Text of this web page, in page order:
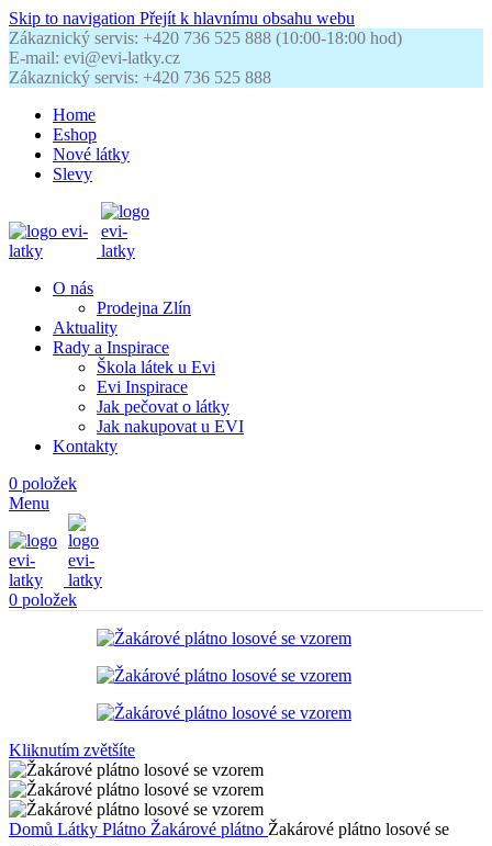
Skip to navigation Přejít k hlavnímu obsahu webu
Zákaznický servis: +420 736 525 888 (10:00-18:00 hod)
E-mail: evi@evi-latky.cz
Zákaznický servis: +420 736 525 888
Home
Eshop
Nové látky
Slevy
O nás
Prodejna Zlín
Aktuality
Rady a Inspirace
Škola látek u Evi
Evi Inspirace
Jak pečovat o látky
Jak nakupovat u EVI
Kontakty
0 položek
Menu
0 položek
Kliknutím zvětšíte
Domů Látky Plátno Žakárové plátno Žakárové plátno losové se